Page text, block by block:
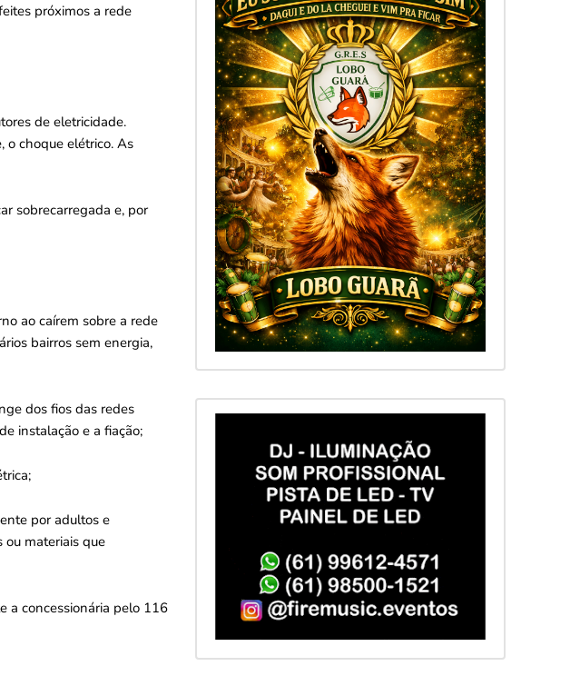
próximos a rede
de eletricidade.
o choque elétrico. As
sobrecarregada e, por
ao caírem sobre a rede
bairros sem energia,
dos fios das redes
instalação e a fiação;
por adultos e
ou materiais que
a concessionária pelo 116